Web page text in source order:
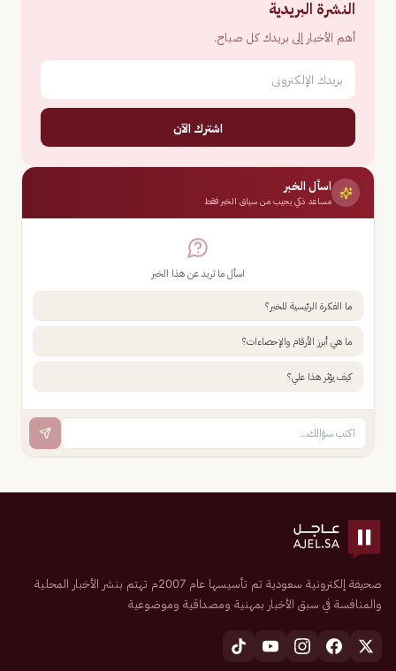
النشرة البريدية
أهم الأخبار إلى بريدك كل صباح.
اشترك الآن
اسأل الخبر
مساعد ذكي يجيب من سياق الخبر فقط
اسأل ما تريد عن هذا الخبر
ما الفكرة الرئيسية للخبر؟
ما هي أبرز الأرقام والإحصاءات؟
كيف يؤثر هذا علي؟
صحيفة إلكترونية سعودية تم تأسيسها عام 2007م تهتم بنشر الأخبار المحلية
والمنافسة في سبق الأخبار بمهنية ومصداقية وموضوعية